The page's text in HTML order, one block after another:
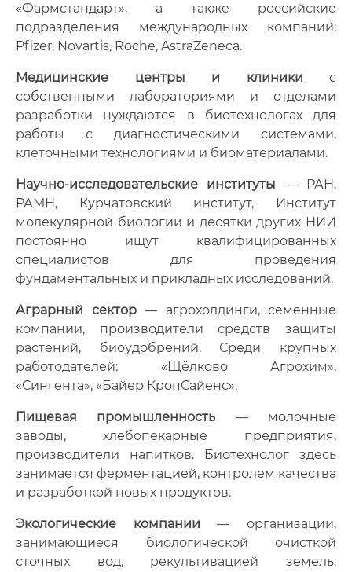
«Фармстандарт», а также российские
подразделения международных компаний:
Pfizer, Novartis, Roche, AstraZeneca.
Медицинские центры и клиники с
собственными лабораториями и отделами
разработки нуждаются в биотехнологах для
работы с диагностическими системами,
клеточными технологиями и биоматериалами.
Научно-исследовательские институты — РАН,
РАМН, Курчатовский институт, Институт
молекулярной биологии и десятки других НИИ
постоянно ищут квалифицированных
специалистов для проведения
фундаментальных и прикладных исследований.
Аграрный сектор— агрохолдинги, семенные
компании, производители средств защиты
растений, биоудобрений. Среди крупных
работодателей: «Щёлково Агрохим»,
«Сингента», «Байер КропСайенс».
Пищевая промышленность — молочные
заводы, хлебопекарные предприятия,
производители напитков. Биотехнолог здесь
занимается ферментацией, контролем качества
и разработкой новых продуктов.
Экологические компании — организации,
занимающиеся биологической очисткой
сточных вод, рекультивацией земель,